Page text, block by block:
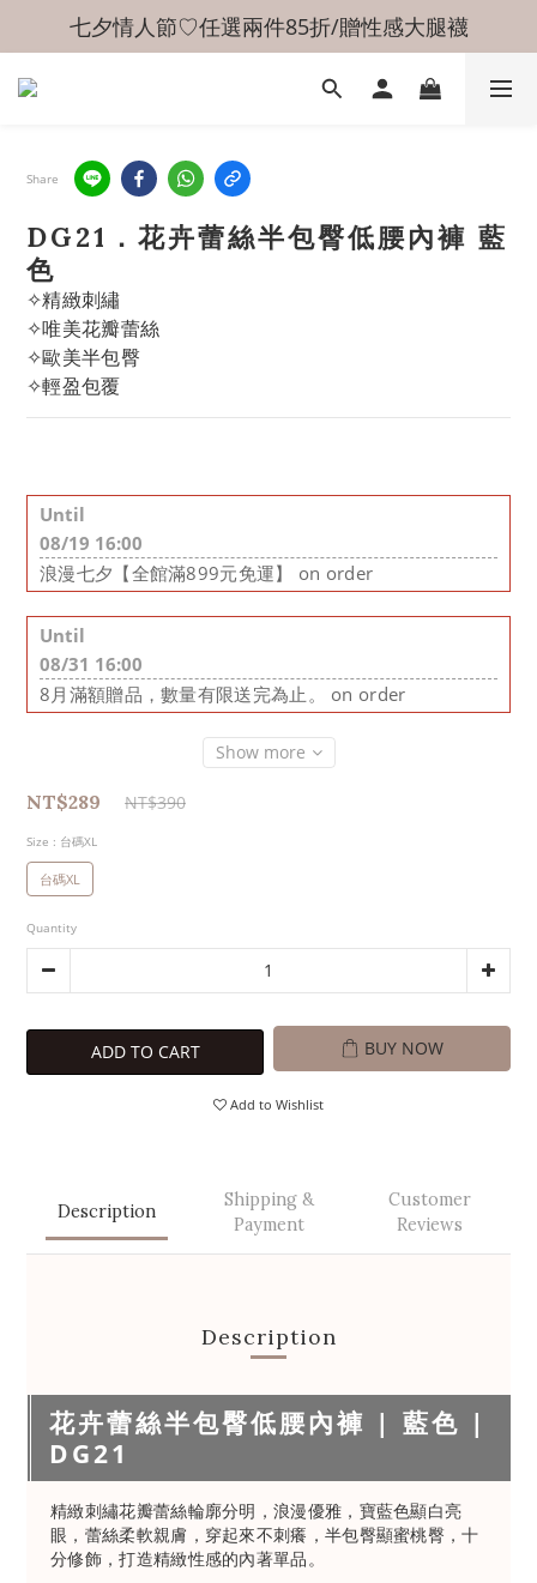
七夕情人節♡任選兩件85折/贈性感大腿襪
Share
DG21．花卉蕾絲半包臀低腰內褲 藍
色
✧精緻刺繡
✧唯美花瓣蕾絲
✧歐美半包臀
✧輕盈包覆
Until
08/19 16:00
浪漫七夕【全館滿899元免運】 on order
Until
08/31 16:00
8月滿額贈品，數量有限送完為止。 on order
Show more
NT$289 NT$390
Size : 台碼XL
台碼XL
Quantity
ADD TO CART BUY NOW
Add to Wishlist
Description
Shipping &
Payment
Customer
Reviews
Description
花卉蕾絲半包臀低腰內褲 | 藍色 |
DG21
精緻刺繡花瓣蕾絲輪廓分明，浪漫優雅，寶藍色顯白亮
眼，蕾絲柔軟親膚，穿起來不刺癢，半包臀顯蜜桃臀，十
分修飾，打造精緻性感的內著單品。